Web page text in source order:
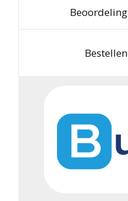
Beoordeling
Bestellen